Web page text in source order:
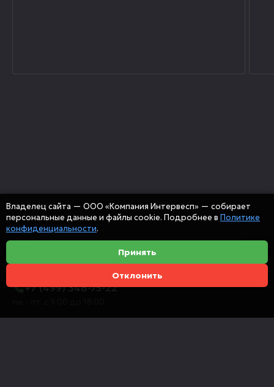
+7 (499) 346-75-22
Владелец сайта — ООО «Компания Интервесп» — собирает
персональные данные и файлы cookie. Подробнее в Политике
конфиденциальности.
Принять
Отклонить